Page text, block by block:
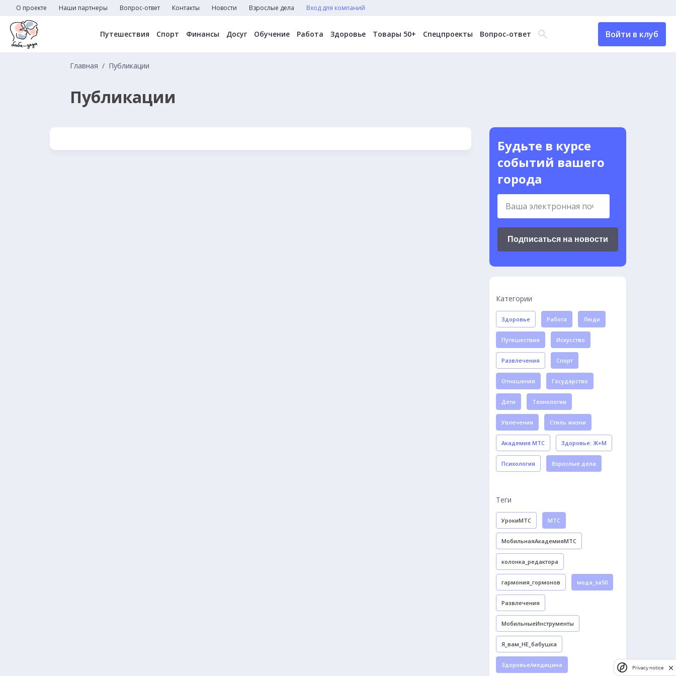
О проекте Наши партнеры Вопрос-ответ Контакты Новости Взрослые дела Вход для компаний
Путешествия Спорт Финансы Досуг Обучение Работа Здоровье Товары 50+ Спецпроекты Вопрос-ответ Войти в клуб
Главная Публикации
Публикации
Будьте в курсе
событий вашего
города
Подписаться на новости
Категории
Здоровье Работа Люди
Путешествия Искусство
Развлечения Спорт
Отношения Государство
Дети Технологии
Увлечения Стиль жизни
Академия МТС Здоровье: Ж+М
Психология Взрослые дела
Теги
УрокиМТС МТС
МобильнаяАкадемияМТС
колонка_редактора
гармония_гормонов мода_за50
Развлечения
МобильныеИнструменты
Я_вам_НЕ_бабушка
Здоровье/медицина Privacy notice